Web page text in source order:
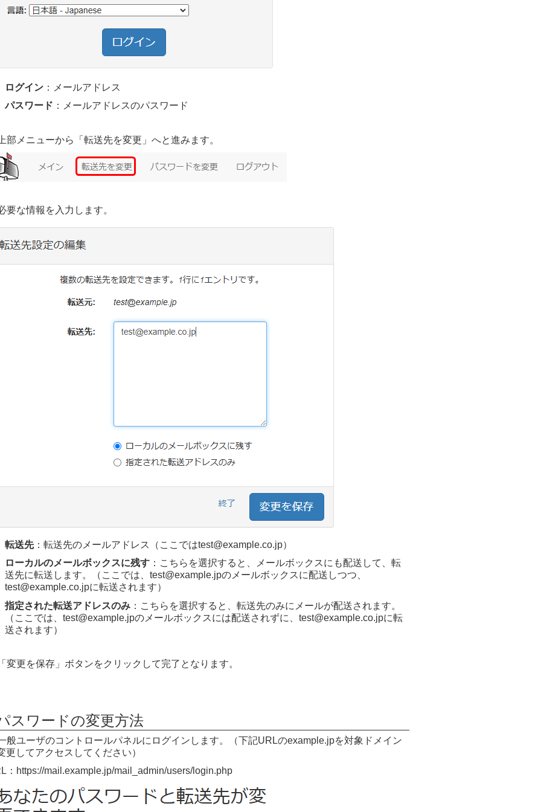
ログイン：メールアドレス
パスワード ：メールアドレスのパスワード
部メニューから「転送先を変更」へと進みます。
要な情報を入力します。
転送先：転送先のメールアドレス（ここではtest@example.co.jp）
ローカルのメールボックスに残す：こちらを選択すると、メールボックスにも配送して、転
送先に転送します。（ここでは、test@example.jpのメールボックスに配送しつつ、
test@example.co.jpに転送されます）
指定された転送アドレスのみ：こちらを選択すると、転送先のみにメールが配送されます。
（ここでは、test@example.jpのメールボックスには配送されずに、test@example.co.jpに転
送されます）
変更を保存」ボタンをクリックして完了となります。
スワードの変更方法
般ユーザのコントロールパネルにログインします。（下記URLのexample.jpを対象ドメイン
更してアクセスしてください）
：https://mail.example.jp/mail_admin/users/login.php